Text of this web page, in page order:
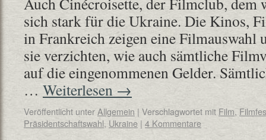
sich stark für die Ukraine. Die Kinos,
in Frankreich zeigen eine Filmauswahl
sie verzichten, wie auch sämtliche
auf die eingenommenen Gelder.
… Weiterlesen →
Veröffentlicht unterAllgemein | Verschlagwortet mit Film,
Präsidentschaftswahl, Ukraine | 4 Kommentare